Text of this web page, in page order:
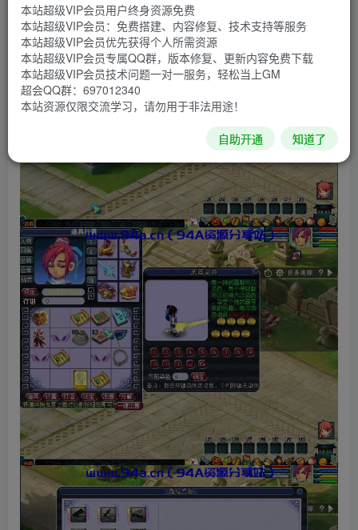
本站超级VIP会员用户终身资源免费
本站超级VIP会员：免费搭建、内容修复、技术支持等服务
本站超级VIP会员优先获得个人所需资源
本站超级VIP会员专属QQ群，版本修复、更新内容免费下载
本站超级VIP会员技术问题一对一服务，轻松当上GM
超会QQ群：697012340
本站资源仅限交流学习，请勿用于非法用途！
自助开通 知道了